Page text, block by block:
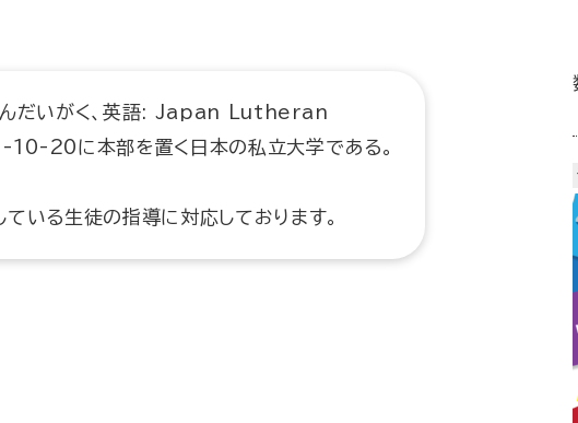
んだいがく、英語: Japan Lutheran
20に本部を置く日本の私立大学である。
いる生徒の指導に対応しております。